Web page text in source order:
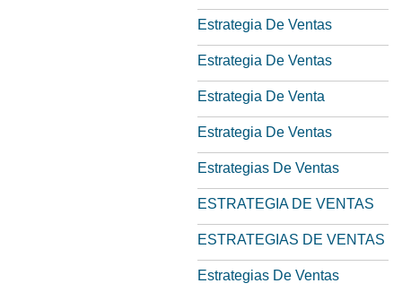
Estrategia De Ventas
Estrategia De Ventas
Estrategia De Venta
Estrategia De Ventas
Estrategias De Ventas
ESTRATEGIA DE VENTAS
ESTRATEGIAS DE VENTAS
Estrategias De Ventas